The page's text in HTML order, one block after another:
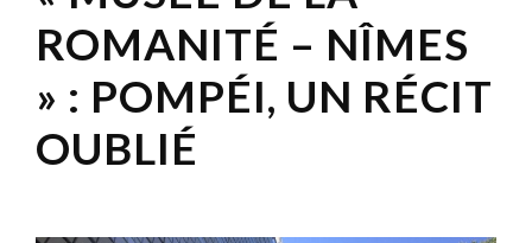
ROMANITÉ – NÎMES
» : POMPÉI, UN RÉCIT
OUBLIÉ